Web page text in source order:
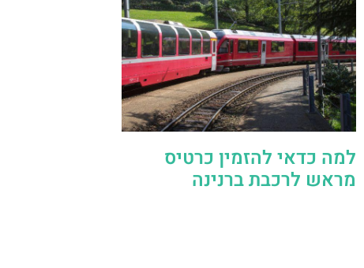
למה כדאי להזמין כרטיס
מראש לרכבת ברנינה